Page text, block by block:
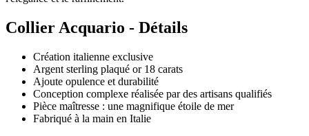
Collier Acquario - Détails
Création italienne exclusive
Argent sterling plaqué or 18 carats
Ajoute opulence et durabilité
Conception complexe réalisée par des artisans qualifiés
Pièce maîtresse : une magnifique étoile de mer
Fabriqué à la main en Italie